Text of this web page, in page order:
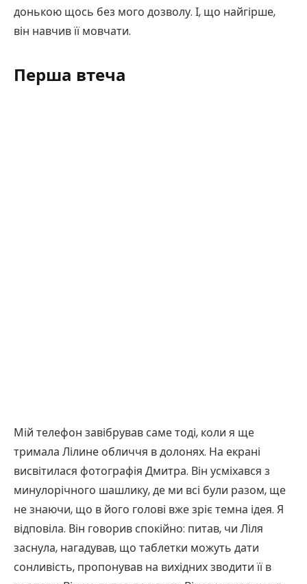
донькою щось без мого дозволу. І, що найгірше,
він навчив її мовчати.
Перша втеча
Мій телефон завібрував саме тоді, коли я ще
тримала Лілине обличчя в долонях. На екрані
висвітилася фотографія Дмитра. Він усміхався з
минулорічного шашлику, де ми всі були разом, ще
не знаючи, що в його голові вже зріє темна ідея. Я
відповіла. Він говорив спокійно: питав, чи Ліля
заснула, нагадував, що таблетки можуть дати
сонливість, пропонував на вихідних зводити її в